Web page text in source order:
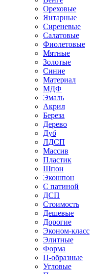
Ореховые
Янтарные
Сиреневые
Салатовые
Фиолетовые
Мятные
Золотые
Синие
Материал
МДФ
Эмаль
Акрил
Береза
Дерево
Дуб
ЛДСП
Массив
Пластик
Шпон
Экошпон
С патиной
ДСП
Стоимость
Дешевые
Дорогие
Эконом-класс
Элитные
Форма
П-образные
Угловые